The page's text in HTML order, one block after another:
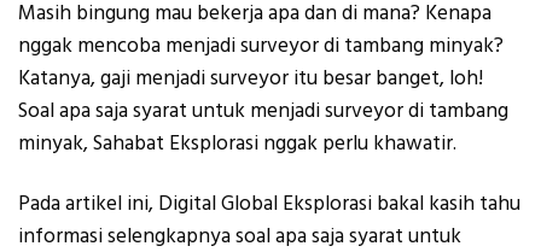
Masih bingung mau bekerja apa dan di mana? Kenapa
nggak mencoba menjadi surveyor di tambang minyak?
Katanya, gaji menjadi surveyor itu besar banget, loh!
Soal apa saja syarat untuk menjadi surveyor di tambang
minyak, Sahabat Eksplorasi nggak perlu khawatir.
Pada artikel ini, Digital Global Eksplorasi bakal kasih tahu
informasi selengkapnya soal apa saja syarat untuk